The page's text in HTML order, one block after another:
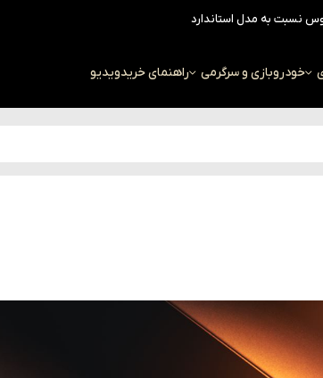
خودروبازی و سرگرمی راهنمای خریدویدیو